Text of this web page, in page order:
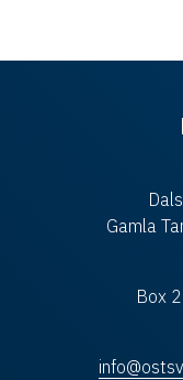
Gamla
Box